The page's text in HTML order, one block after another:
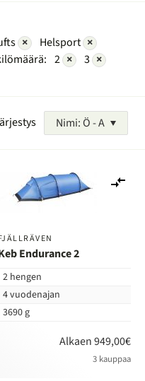
× Helsport ×
2 × 3 ×
Nimi: Ö - A
Endurance 2
2 hengen
4 vuodenajan
3690 g
Alkaen 949,00€
3 kauppaa